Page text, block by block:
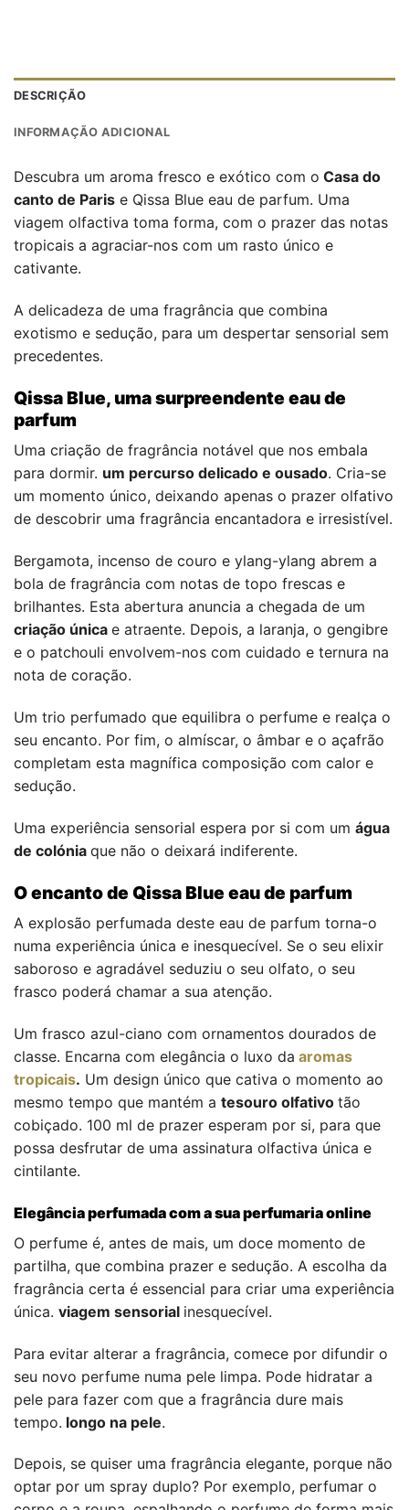
DESCRIÇÃO
INFORMAÇÃO ADICIONAL
Descubra um aroma fresco e exótico com o Casa do
canto de Paris e Qissa Blue eau de parfum. Uma
viagem olfactiva toma forma, com o prazer das notas
tropicais a agraciar-nos com um rasto único e
cativante.
A delicadeza de uma fragrância que combina
exotismo e sedução, para um despertar sensorial sem
precedentes.
Qissa Blue, uma surpreendente eau de
parfum
Uma criação de fragrância notável que nos embala
para dormir. um percurso delicado e ousado. Cria-se
um momento único, deixando apenas o prazer olfativo
de descobrir uma fragrância encantadora e irresistível.
Bergamota, incenso de couro e ylang-ylang abrem a
bola de fragrância com notas de topo frescas e
brilhantes. Esta abertura anuncia a chegada de um
criação única e atraente. Depois, a laranja, o gengibre
e o patchouli envolvem-nos com cuidado e ternura na
nota de coração.
Um trio perfumado que equilibra o perfume e realça o
seu encanto. Por fim, o almíscar, o âmbar e o açafrão
completam esta magnífica composição com calor e
sedução.
Uma experiência sensorial espera por si com um água
de colónia que não o deixará indiferente.
O encanto de Qissa Blue eau de parfum
A explosão perfumada deste eau de parfum torna-o
numa experiência única e inesquecível. Se o seu elixir
saboroso e agradável seduziu o seu olfato, o seu
frasco poderá chamar a sua atenção.
Um frasco azul-ciano com ornamentos dourados de
classe. Encarna com elegância o luxo da aromas
tropicais. Um design único que cativa o momento ao
mesmo tempo que mantém a tesouro olfativo tão
cobiçado. 100 ml de prazer esperam por si, para que
possa desfrutar de uma assinatura olfactiva única e
cintilante.
Elegância perfumada com a sua perfumaria online
O perfume é, antes de mais, um doce momento de
partilha, que combina prazer e sedução. A escolha da
fragrância certa é essencial para criar uma experiência
única. viagem sensorial inesquecível.
Para evitar alterar a fragrância, comece por difundir o
seu novo perfume numa pele limpa. Pode hidratar a
pele para fazer com que a fragrância dure mais
tempo. longo na pele.
Depois, se quiser uma fragrância elegante, porque não
optar por um spray duplo? Por exemplo, perfumar o